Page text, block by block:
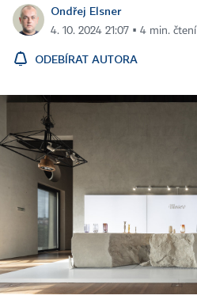
Ondřej Elsner
4. 10. 2024 21:07 ▪ 4 min. čtení
ODEBÍRAT AUTORA